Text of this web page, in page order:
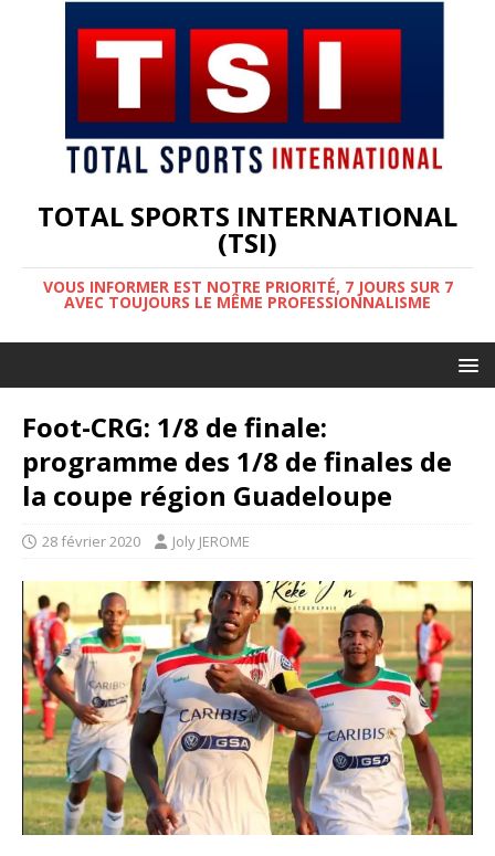
TOTAL SPORTS INTERNATIONAL
(TSI)
VOUS INFORMER EST NOTRE PRIORITÉ, 7 JOURS SUR 7
AVEC TOUJOURS LE MÊME PROFESSIONNALISME
Foot-CRG: 1/8 de finale:
programme des 1/8 de finales de
la coupe région Guadeloupe
28 février 2020 Joly JEROME